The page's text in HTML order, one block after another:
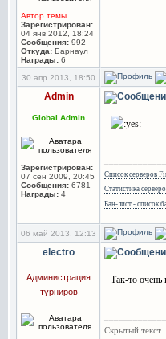
Автор темы
Зарегистрирован:
04 янв 2012, 18:24
Сообщения: 992
Откуда: Барнаул
Награды: 6
30 апр 2013, 18:50
Admin
Global Admin
Зарегистрирован:
07 сен 2009, 20:45
Сообщения: 6781
Награды: 4
Список серверов
Статистика
Бан-лист - список
06 май 2013, 12:13
electro
Администрация
турниров
Так-то очень
Скрытый текст